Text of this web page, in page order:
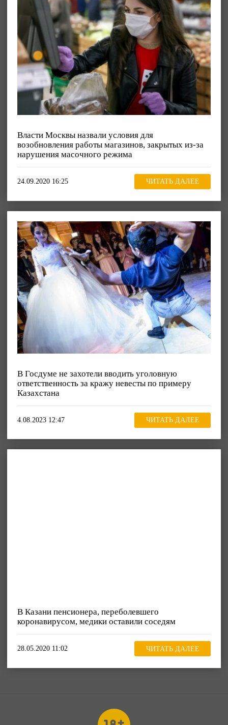
Власти Москвы назвали условия для
возобновления работы магазинов, закрытых из-за
нарушения масочного режима
24.09.2020 16:25 ЧИТАТЬ ДАЛЕЕ
В Госдуме не захотели вводить уголовную
ответственность за кражу невесты по примеру
Казахстана
4.08.2023 12:47 ЧИТАТЬ ДАЛЕЕ
В Казани пенсионера, переболевшего
коронавирусом, медики оставили соседям
28.05.2020 11:02 ЧИТАТЬ ДАЛЕЕ